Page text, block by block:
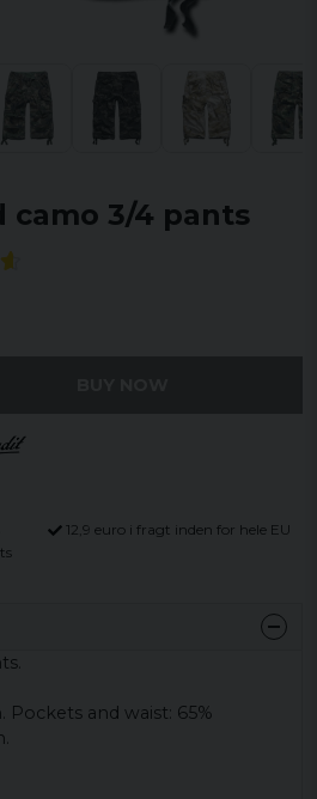
camo 3/4 pants
12,9 euro i fragt inden for hele EU
Pockets and waist: 65%